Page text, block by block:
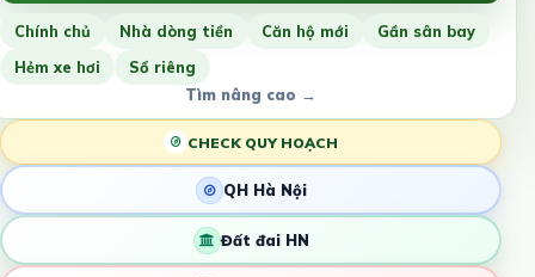
Chính chủ Nhà dòng tiền Căn hộ mới
Gần sân bay
Hẻm xe hơi
Sổ riêng
Tìm nâng cao →
CHECK QUY HOẠCH
QH Hà Nội
Đất đai HN